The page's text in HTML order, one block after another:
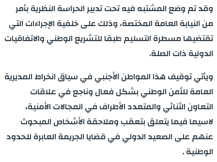
وقد تم وضع المشتبه فيه تحت تدبير الحراسة النظرية بأمر
من النيابة العامة المختصة، وذلك على خلفية الإجراءات التي
تقتضيها مسطرة التسليم طبقا للتشريع الوطني والاتفاقيات
الدولية ذات الصلة.
ويأتي توقيف هذا المواطن الأجنبي في سياق انخراط المديرية
العامة للأمن الوطني بشكل فعال وناجع في علاقات
التعاون الثنائي والمتعدد الأطراف في المجالات الأمنية،
لاسيما فيما يتعلق بتعقب وملاحقة الأشخاص المبحوث
عنهم على الصعيد الدولي في قضايا الجريمة العابرة للحدود
الوطنية .